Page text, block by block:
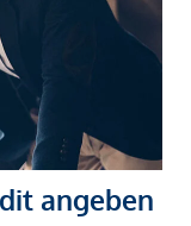
angeben